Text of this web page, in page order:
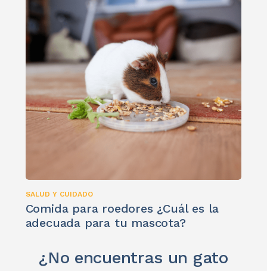
SALUD Y CUIDADO
Comida para roedores ¿Cuál es la
adecuada para tu mascota?
¿No encuentras un gato